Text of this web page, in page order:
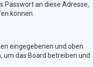
Passwort an diese Adresse,
können.
eingegebenen und oben
das Board betreiben und